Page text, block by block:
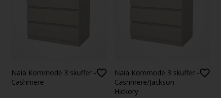
Naia Kommode 3 skuffer -
Cashmere
Naia Kommode 3 skuffer -
Cashmere/Jackson
Hickory